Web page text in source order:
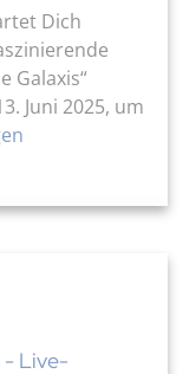
Dich
Galaxis“
Juni 2025, um
- Live-